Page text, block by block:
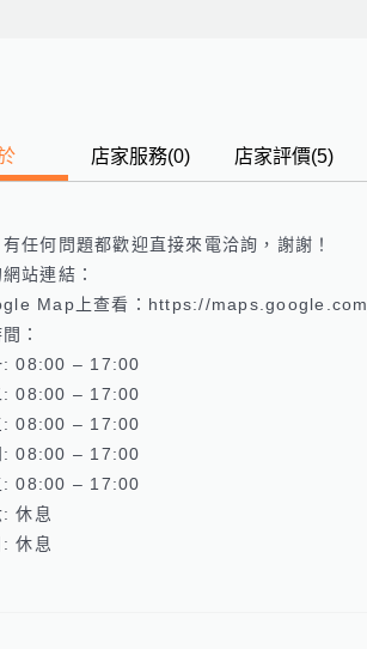
店家服務(0) 店家評價(5)
任何問題都歡迎直接來電洽詢，謝謝！
站連結：
Map上查看：https://
：
: 08:00 – 17:00
: 08:00 – 17:00
: 08:00 – 17:00
: 08:00 – 17:00
: 08:00 – 17:00
: 休息